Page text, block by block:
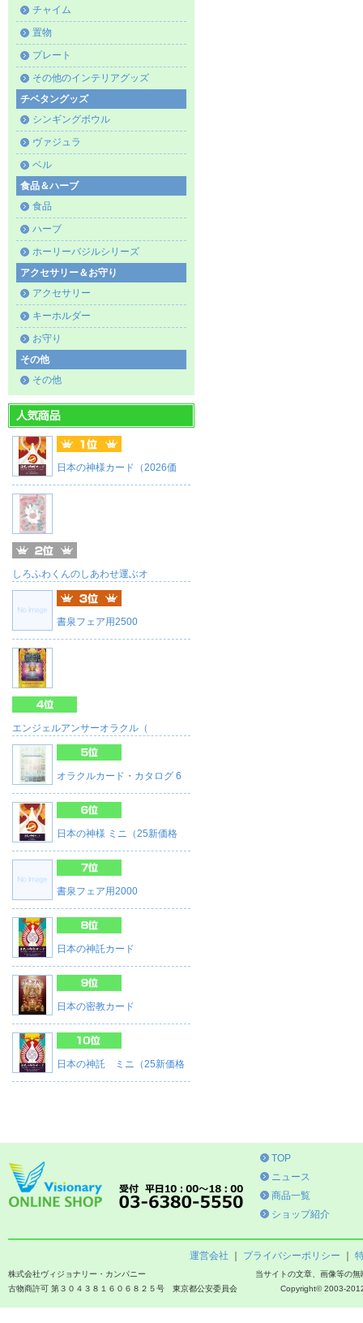
チャイム
置物
プレート
その他のインテリアグッズ
チベタングッズ
シンギングボウル
ヴァジュラ
ベル
食品＆ハーブ
食品
ハーブ
ホーリーバジルシリーズ
アクセサリー＆お守り
アクセサリー
キーホルダー
お守り
その他
その他
日本の神様カード（2026価
しろふわくんのしあわせ運ぶオ
書泉フェア用2500
エンジェルアンサーオラクル（
オラクルカード・カタログ 6
日本の神様 ミニ（25新価格
書泉フェア用2000
日本の神託カード
日本の密教カード
日本の神託 ミニ（25新価格
TOP
ニュース
商品一覧
ショップ紹介
運営会社 プライバシーポリシー
当サイトの文章、画像等の
Copyright© 2003-
株式会社ヴィジョナリー・カンパニー
古物商許可 第３０４３８１６０６８２５号 東京都公安委員会